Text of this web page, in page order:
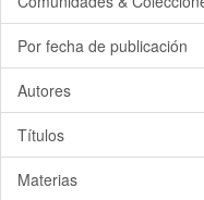
Por fecha de publicación
Autores
Títulos
Materias